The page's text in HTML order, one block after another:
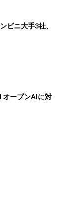
ビニ大手3社、
オープンAIに対